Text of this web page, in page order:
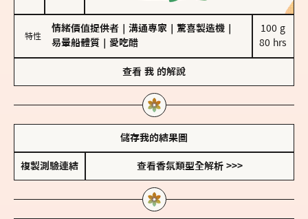
特性
情緒價值提供者 溝通專家 驚喜製造機
易暈船體質
愛吃醋
100 g
80 hrs
查看 我 的解說
儲存我的結果圖
複製測驗連結 查看香氛類型全解析 >>>